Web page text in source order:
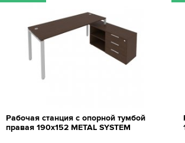
Рабочая станция с опорной тумбой
правая 190х152 METAL SYSTEM